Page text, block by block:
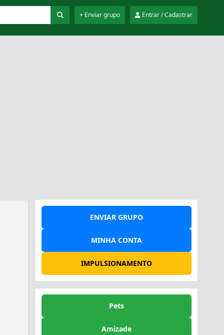
Entrar / Cadastrar
+ Enviar grupo
ENVIAR GRUPO
MINHA CONTA
IMPULSIONAMENTO
Pets
Amizade